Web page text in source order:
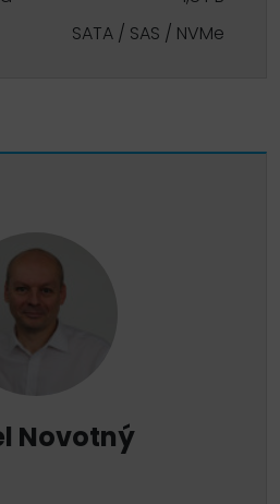
SATA / SAS / NVMe
Novotný